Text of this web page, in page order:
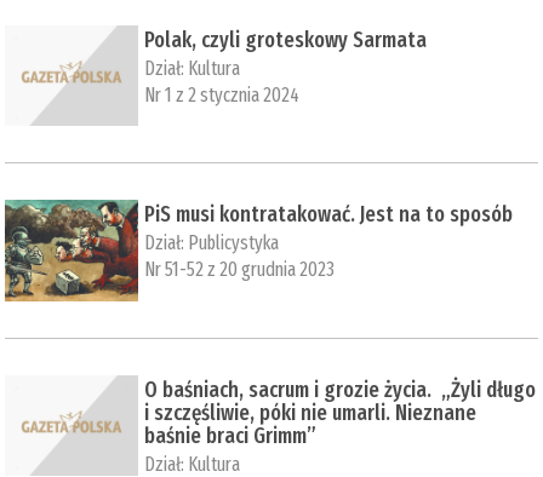
Polak, czyli groteskowy Sarmata
Dział: Kultura
Nr 1 z 2 stycznia 2024
PiS musi kontratakować. Jest na to sposób
Dział: Publicystyka
Nr 51-52 z 20 grudnia 2023
O baśniach, sacrum i grozie życia. „Żyli długo
i szczęśliwie, póki nie umarli. Nieznane
baśnie braci Grimm”
Dział: Kultura